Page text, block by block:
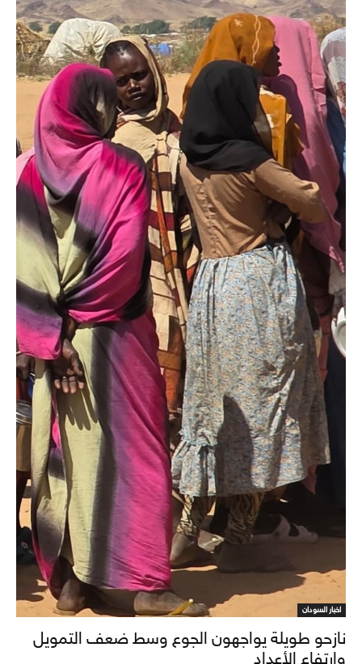
اخبار السودان
نازحو طويلة يواجهون الجوع وسط ضعف التمويل
وارتفاع الأعداد